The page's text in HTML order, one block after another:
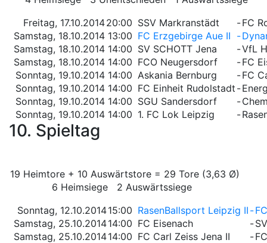
Freitag, 17.10.201420:00 SSV Markranstädt -FC
Samstag, 18.10.2014 13:00 FC Erzgebirge Aue II -
Samstag, 18.10.2014 14:00 SV SCHOTT Jena -VfL
Samstag, 18.10.2014 14:00 FCO Neugersdorf -FC
Sonntag, 19.10.2014 14:00 Askania Bernburg -FC
Sonntag, 19.10.2014 14:00 FC Einheit Rudolstadt -
Sonntag, 19.10.2014 14:00 SGU Sandersdorf -
Sonntag, 19.10.2014 14:00 1. FC Lok Leipzig -
10. Spieltag
19 Heimtore + 10 Auswärtstore = 29 Tore (3,63 Ø)
6 Heimsiege 2 Auswärtssiege
Sonntag, 12.10.201415:00 RasenBallsport Leipzig II -
Samstag, 25.10.201414:00 FC Eisenach -
Samstag, 25.10.201414:00 FC Carl Zeiss Jena II -